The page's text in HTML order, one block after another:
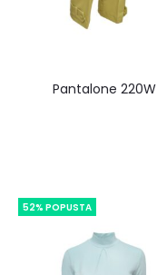
Pantalone 220W
52% POPUSTA